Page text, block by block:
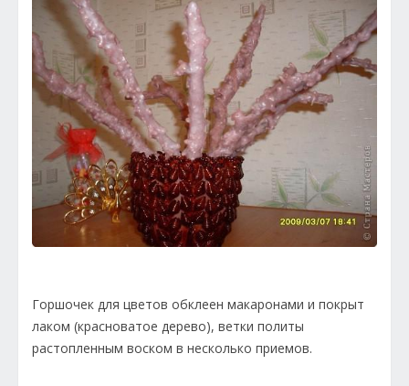
Горшочек для цветов обклеен макаронами и покрыт
лаком (красноватое дерево), ветки политы
растопленным воском в несколько приемов.